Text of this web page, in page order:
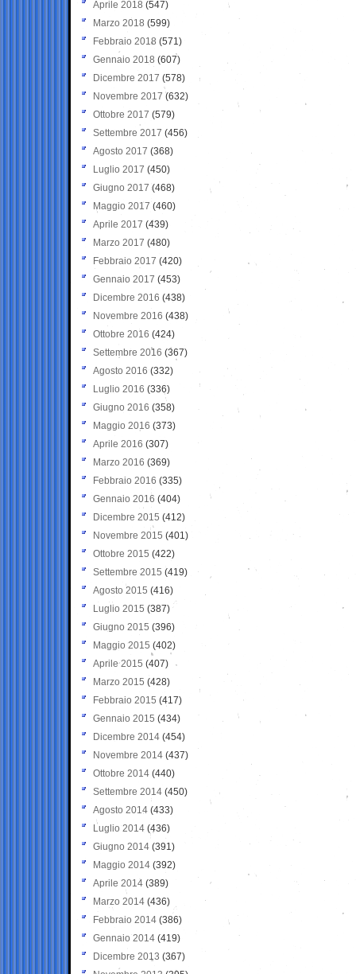
Aprile 2018 (547)
Marzo 2018 (599)
Febbraio 2018 (571)
Gennaio 2018 (607)
Dicembre 2017 (578)
Novembre 2017 (632)
Ottobre 2017 (579)
Settembre 2017 (456)
Agosto 2017 (368)
Luglio 2017 (450)
Giugno 2017 (468)
Maggio 2017 (460)
Aprile 2017 (439)
Marzo 2017 (480)
Febbraio 2017 (420)
Gennaio 2017 (453)
Dicembre 2016 (438)
Novembre 2016 (438)
Ottobre 2016 (424)
Settembre 2016 (367)
Agosto 2016 (332)
Luglio 2016 (336)
Giugno 2016 (358)
Maggio 2016 (373)
Aprile 2016 (307)
Marzo 2016 (369)
Febbraio 2016 (335)
Gennaio 2016 (404)
Dicembre 2015 (412)
Novembre 2015 (401)
Ottobre 2015 (422)
Settembre 2015 (419)
Agosto 2015 (416)
Luglio 2015 (387)
Giugno 2015 (396)
Maggio 2015 (402)
Aprile 2015 (407)
Marzo 2015 (428)
Febbraio 2015 (417)
Gennaio 2015 (434)
Dicembre 2014 (454)
Novembre 2014 (437)
Ottobre 2014 (440)
Settembre 2014 (450)
Agosto 2014 (433)
Luglio 2014 (436)
Giugno 2014 (391)
Maggio 2014 (392)
Aprile 2014 (389)
Marzo 2014 (436)
Febbraio 2014 (386)
Gennaio 2014 (419)
Dicembre 2013 (367)